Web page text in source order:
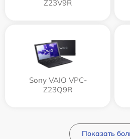
Z23V9R
Sony VAIO VPC-
Z23Q9R
Показать